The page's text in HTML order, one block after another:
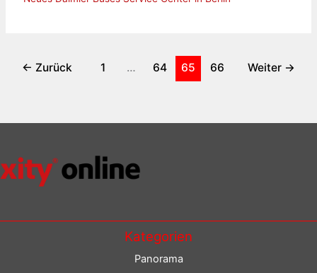
← Zurück 1 … 64 65 66 Weiter →
Kategorien
Panorama